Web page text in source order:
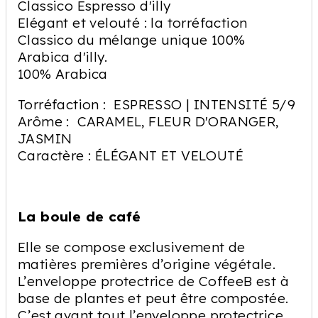
Classico Espresso d'illy
Elégant et velouté : la torréfaction
Classico du mélange unique 100%
Arabica d'illy.
100% Arabica
Torréfaction : ESPRESSO | INTENSITÉ 5/9
Arôme : CARAMEL, FLEUR D'ORANGER,
JASMIN
Caractère : ÉLÉGANT ET VELOUTÉ
La boule de café
Elle se compose exclusivement de
matières premières d’origine végétale.
L’enveloppe protectrice de CoffeeB est à
base de plantes et peut être compostée.